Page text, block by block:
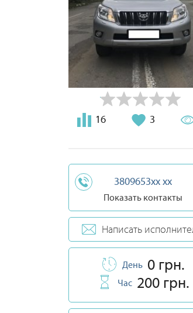
16 3
3809653xx xx
Показать контакты
Написать
День 0 грн.
Час 200 грн.